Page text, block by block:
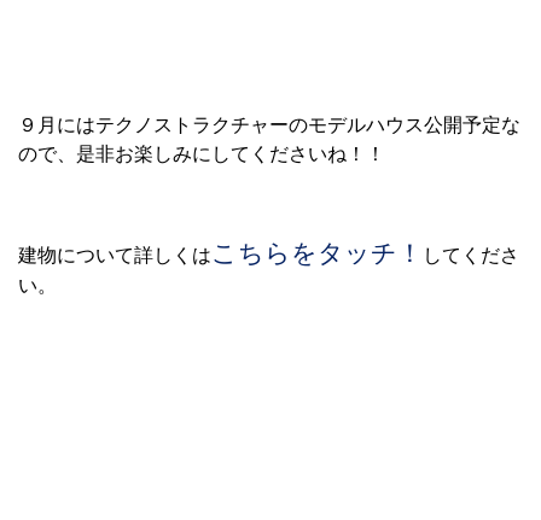
９月にはテクノストラクチャーのモデルハウス公開予定な
ので、是非お楽しみにしてくださいね！！
建物について詳しくは こちらをタッチ！
してくださ
い。